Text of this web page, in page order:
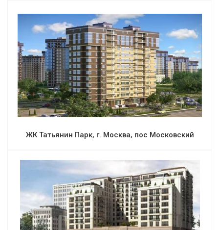
ЖК Татьянин Парк, г. Москва, пос Московский